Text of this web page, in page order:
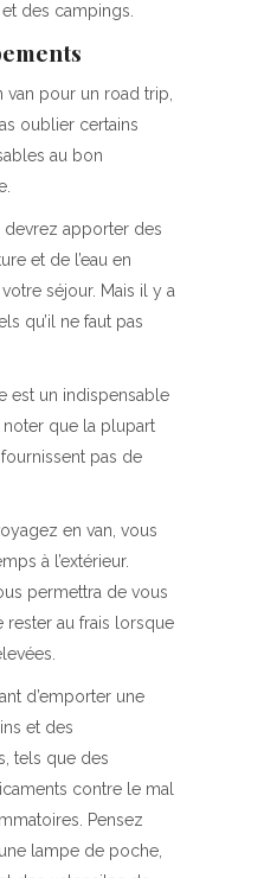
des campings.
van pour un road trip,
oublier certains
au bon
devrez apporter des
et de l’eau en
séjour. Mais il y a
qu’il ne faut pas
est un indispensable
que la plupart
pas de
en van, vous
à l’extérieur.
permettra de vous
au frais lorsque
d’emporter une
et des
tels que des
contre le mal
Pensez
lampe de poche,